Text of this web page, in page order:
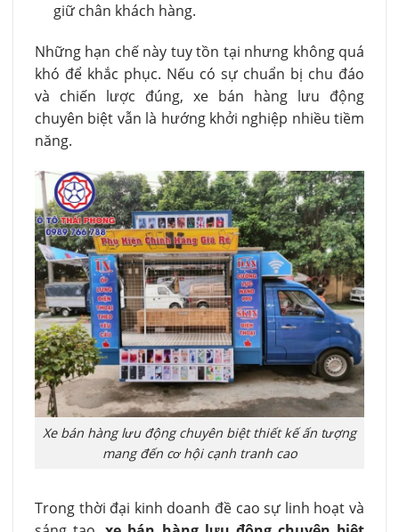
giữ chân khách hàng.
Những hạn chế này tuy tồn tại nhưng không quá
khó để khắc phục. Nếu có sự chuẩn bị chu đáo
và chiến lược đúng, xe bán hàng lưu động
chuyên biệt vẫn là hướng khởi nghiệp nhiều tiềm
năng.
Xe bán hàng lưu động chuyên biệt thiết kế ấn tượng
mang đến cơ hội cạnh tranh cao
Trong thời đại kinh doanh đề cao sự linh hoạt và